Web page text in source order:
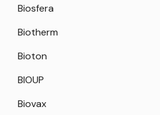
Biosfera
Biotherm
Bioton
BIOUP
Biovax